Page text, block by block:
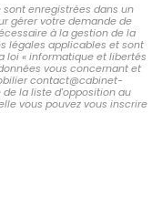
enregistrées dans un
gérer votre demande de
à la gestion de la
légales applicables et sont
loi « informatique et libertés
vous concernant et
contact@cabinet-
de la liste d'opposition au
vous pouvez vous inscrire